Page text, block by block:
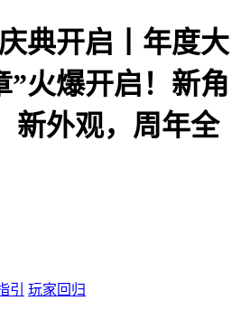
典开启丨年度大
”火爆开启！新角
新外观，周年全
引
玩家回归